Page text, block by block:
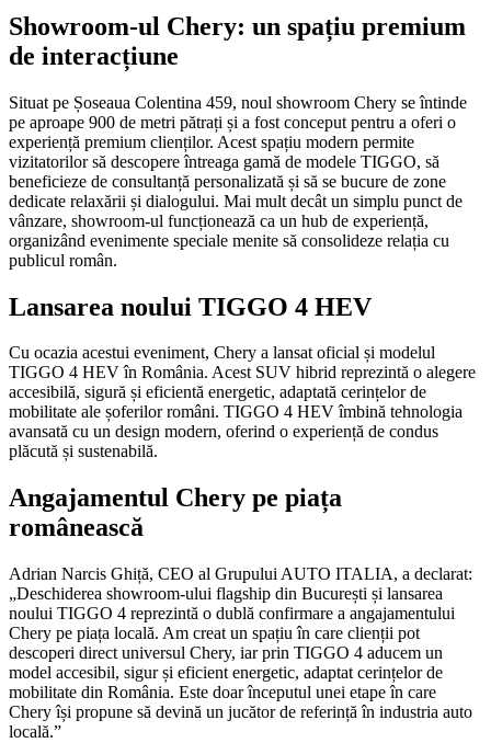
Showroom-ul Chery: un spațiu premium
de interacțiune
Situat pe Șoseaua Colentina 459, noul showroom Chery se întinde
pe aproape 900 de metri pătrați și a fost conceput pentru a oferi o
experiență premium clienților. Acest spațiu modern permite
vizitatorilor să descopere întreaga gamă de modele TIGGO, să
beneficieze de consultanță personalizată și să se bucure de zone
dedicate relaxării și dialogului. Mai mult decât un simplu punct de
vânzare, showroom-ul funcționează ca un hub de experiență,
organizând evenimente speciale menite să consolideze relația cu
publicul român.
Lansarea noului TIGGO 4 HEV
Cu ocazia acestui eveniment, Chery a lansat oficial și modelul
TIGGO 4 HEV în România. Acest SUV hibrid reprezintă o alegere
accesibilă, sigură și eficientă energetic, adaptată cerințelor de
mobilitate ale șoferilor români. TIGGO 4 HEV îmbină tehnologia
avansată cu un design modern, oferind o experiență de condus
plăcută și sustenabilă.
Angajamentul Chery pe piața
românească
Adrian Narcis Ghiță, CEO al Grupului AUTO ITALIA, a declarat:
„Deschiderea showroom-ului flagship din București și lansarea
noului TIGGO 4 reprezintă o dublă confirmare a angajamentului
Chery pe piața locală. Am creat un spațiu în care clienții pot
descoperi direct universul Chery, iar prin TIGGO 4 aducem un
model accesibil, sigur și eficient energetic, adaptat cerințelor de
mobilitate din România. Este doar începutul unei etape în care
Chery își propune să devină un jucător de referință în industria auto
locală.”